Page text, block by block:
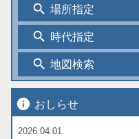
search 場所指定
search 時代指定
search 地図検索
info おしらせ
2026.04.01.